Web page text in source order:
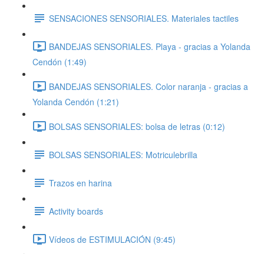
SENSACIONES SENSORIALES. Materiales tactiles
BANDEJAS SENSORIALES. Playa - gracias a Yolanda
Cendón (1:49)
BANDEJAS SENSORIALES. Color naranja - gracias a
Yolanda Cendón (1:21)
BOLSAS SENSORIALES: bolsa de letras (0:12)
BOLSAS SENSORIALES: Motriculebrilla
Trazos en harina
Activity boards
Vídeos de ESTIMULACIÓN (9:45)